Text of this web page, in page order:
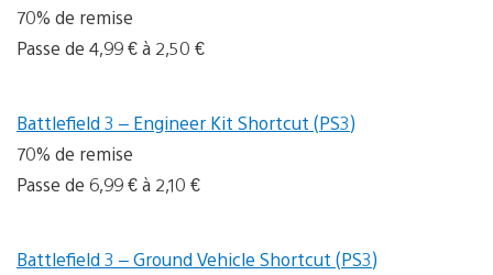
70% de remise
Passe de 4,99 € à 2,50 €
Battlefield 3 – Engineer Kit Shortcut (PS3)
70% de remise
Passe de 6,99 € à 2,10 €
Battlefield 3 – Ground Vehicle Shortcut (PS3)